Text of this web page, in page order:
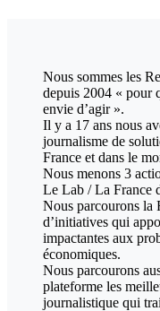
Nous sommes les
depuis 2004 « pour
envie d’agir ».
Il y a 17 ans nous
journalisme de
France et dans le
Nous menons 3
Le Lab / La France
Nous parcourons la
d’initiatives qui
impactantes aux
économiques.
Nous parcourons
plateforme les
journalistique qui